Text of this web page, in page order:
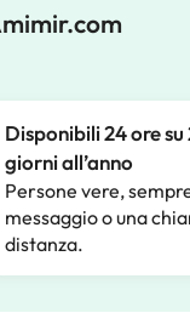
Disponibili 24 ore su
giorni all’anno
Persone vere,
messaggio o una
distanza.